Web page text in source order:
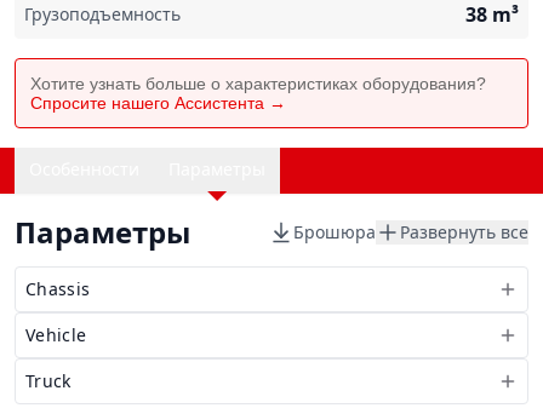
Грузоподъемность 38 m³
Хотите узнать больше о характеристиках оборудования?
Спросите нашего Ассистента →
Параметры Брошюра Развернуть все
Chassis
Vehicle
Truck